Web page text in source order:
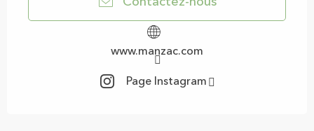
www.manzac.com
Page Instagram